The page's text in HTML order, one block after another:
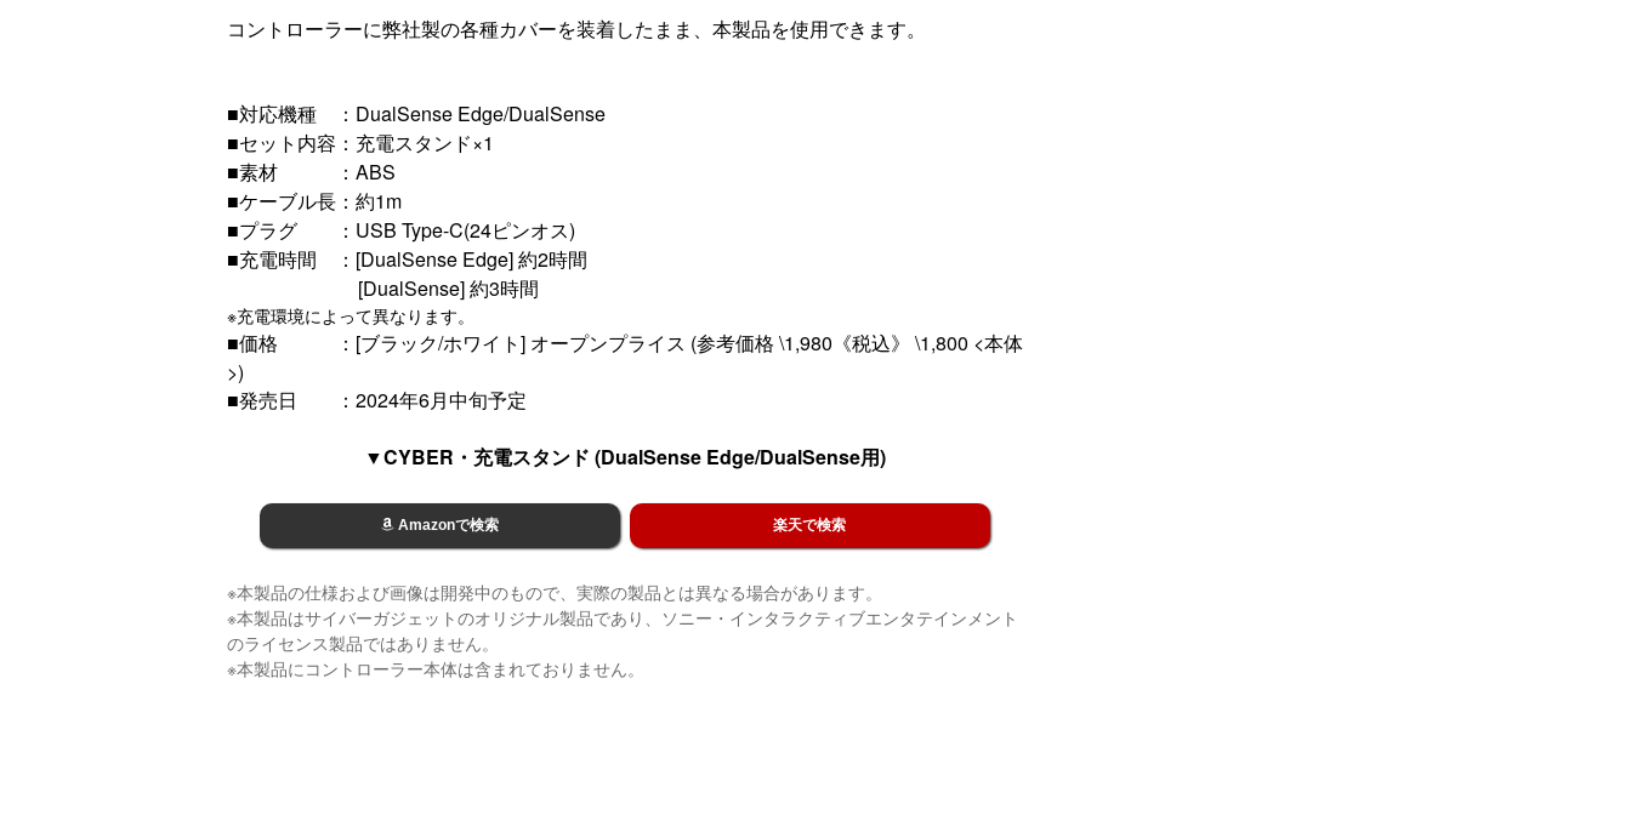
コントローラーに弊社製の各種カバーを装着したまま、本製品を使用できます。
■対応機種 ：DualSense Edge/DualSense
■セット内容：充電スタンド×1
■素材 ：ABS
■ケーブル長：約1m
■プラグ ：USB Type-C(24ピンオス)
■充電時間 ：[DualSense Edge] 約2時間
[DualSense] 約3時間
※充電環境によって異なります。
■価格 ：[ブラック/ホワイト] オープンプライス (参考価格 \1,980《税込》 \1,800 <本体
>)
■発売日 ：2024年6月中旬予定
▼CYBER・充電スタンド (DualSense Edge/DualSense用)
Amazonで検索 楽天で検索
※本製品の仕様および画像は開発中のもので、実際の製品とは異なる場合があります。
※本製品はサイバーガジェットのオリジナル製品であり、ソニー・インタラクティブエンタテインメント
のライセンス製品ではありません。
※本製品にコントローラー本体は含まれておりません。